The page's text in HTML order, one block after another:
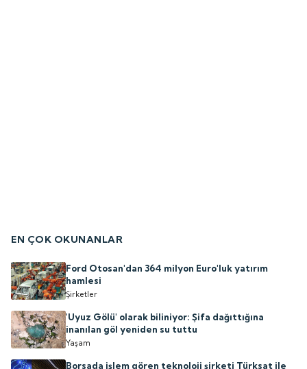
EN ÇOK OKUNANLAR
Ford Otosan'dan 364 milyon Euro'luk yatırım
hamlesi
Şirketler
'Uyuz Gölü' olarak biliniyor: Şifa dağıttığına
inanılan göl yeniden su tuttu
Yaşam
Borsada işlem gören teknoloji şirketi Türksat ile